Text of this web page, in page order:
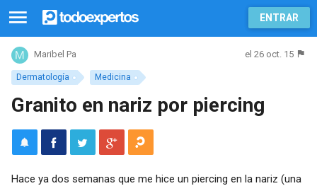
ENTRAR
Dermatología Medicina
Maribel Pa el 26 oct. 15
Granito en nariz por piercing
Hace ya dos semanas que me hice un piercing en la nariz (una